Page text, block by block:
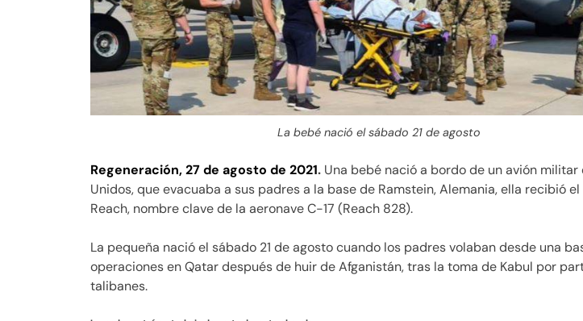
La bebé nació el sábado 21 de agosto
Regeneración, 27 de agosto de 2021. Una bebé nació a bordo de un avión militar
Unidos, que evacuaba a sus padres a la base de Ramstein, Alemania, ella recibió
Reach, nombre clave de la aeronave C-17 (Reach 828).
La pequeña nació el sábado 21 de agosto cuando los padres volaban desde una
operaciones en Qatar después de huir de Afganistán, tras la toma de Kabul por
talibanes.